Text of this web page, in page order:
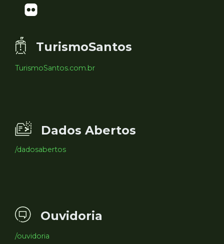
TurismoSantos
TurismoSantos.com.br
Dados Abertos
/dadosabertos
Ouvidoria
/ouvidoria